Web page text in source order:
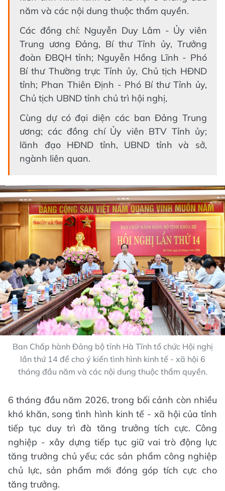
năm và các nội dung thuộc thẩm quyền.
Các đồng chí: Nguyễn Duy Lâm - Ủy viên
Trung ương Đảng, Bí thư Tỉnh ủy, Trưởng
đoàn ĐBQH tỉnh; Nguyễn Hồng Lĩnh - Phó
Bí thư Thường trực Tỉnh ủy, Chủ tịch HĐND
tỉnh; Phan Thiên Định - Phó Bí thư Tỉnh ủy,
Chủ tịch UBND tỉnh chủ trì hội nghị,
Cùng dự có đại diện các ban Đảng Trung
ương; các đồng chí Ủy viên BTV Tỉnh ủy;
lãnh đạo HĐND tỉnh, UBND tỉnh và sở,
ngành liên quan.
Ban Chấp hành Đảng bộ tỉnh Hà Tĩnh tổ chức Hội nghị
lần thứ 14 để cho ý kiến tình hình kinh tế - xã hội 6
tháng đầu năm và các nội dung thuộc thẩm quyền.
6 tháng đầu năm 2026, trong bối cảnh còn nhiều
khó khăn, song tình hình kinh tế - xã hội của tỉnh
tiếp tục duy trì đà tăng trưởng tích cực. Công
nghiệp - xây dựng tiếp tục giữ vai trò động lực
tăng trưởng chủ yếu; các sản phẩm công nghiệp
chủ lực, sản phẩm mới đóng góp tích cực cho
tăng trưởng.